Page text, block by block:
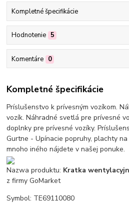
Kompletné špecifikácie
Hodnotenie 5
Komentáre 0
Kompletné špecifikácie
Príslušenstvo k prívesným vozíkom.
vozík. Náhradné svetlá pre prívesné
doplnky pre prívesné vozíky.
Gurtne - Upínacie popruhy, plachty
mnoho iného nájdete v našej ponuke.
Nazwa produktu: Kratka
z firmy GoMarket
Symbol: TE69110080